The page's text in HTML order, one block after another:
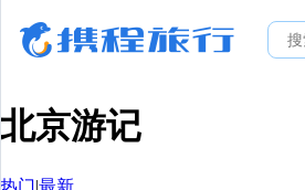
北京游记
热门|最新